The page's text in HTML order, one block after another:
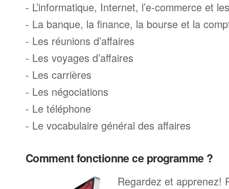
- L’informatique, Internet, l’e-commerce et
- La banque, la finance, la bourse et la
- Les réunions d’affaires
- Les voyages d’affaires
- Les carrières
- Les négociations
- Le téléphone
- Le vocabulaire général des affaires
Comment fonctionne ce programme ?
Regardez et apprenez!